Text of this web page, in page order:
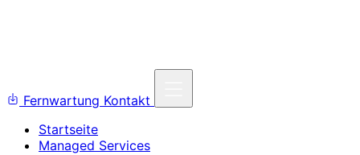
Fernwartung Kontakt
Startseite
Managed Services